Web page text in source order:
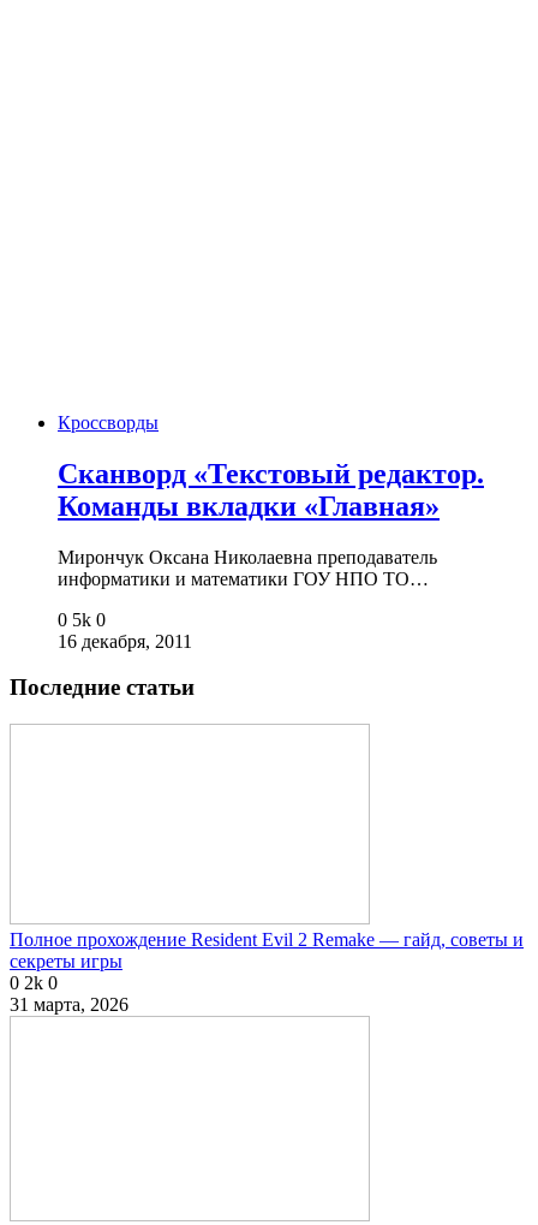
Кроссворды
Сканворд «Текстовый редактор.
Команды вкладки «Главная»
Мирончук Оксана Николаевна преподаватель
информатики и математики ГОУ НПО ТО…
0 5k 0
16 декабря, 2011
Последние статьи
Полное прохождение Resident Evil 2 Remake — гайд, советы и
секреты игры
0 2k 0
31 марта, 2026